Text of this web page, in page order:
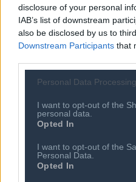
disclosure of your personal
IAB’s list of downstream
also be disclosed by us to
Downstream Participants that
Personal Data
I want to opt-out of the
personal data.
Opted In
I want to opt-out of the
Personal Data.
Opted In
Ιστορικό
Επιτροπές & Ομάδες
Εργασίας
Εκδηλώσεις
Προκηρύξεις -
Ευκαιρίες Καριέρας
Ο ΣΕΠΕ είναι Μέλος